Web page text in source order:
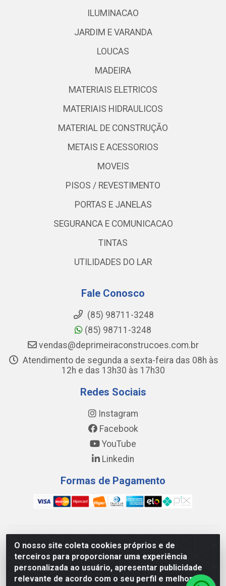
O nosso site coleta cookies próprios e de
terceiros para proporcionar uma experiência
personalizada ao usuário, apresentar publicidade
relevante de acordo com o seu perfil e melhorar a
ILUMINACAO
JARDIM E VARANDA
LOUCAS
MADEIRA
MATERIAIS ELETRICOS
MATERIAIS HIDRAULICOS
MATERIAL DE CONSTRUÇÃO
METAIS E ACESSORIOS
MOVEIS
PISOS / REVESTIMENTO
PORTAS E JANELAS
SEGURANCA E COMUNICACAO
TINTAS
UTILIDADES DO LAR
Fale Conosco
(85) 98711-3248
(85) 98711-3248
vendas@deprimeiraconstrucoes.com.br
Atendimento de segunda a sexta-feira das 08h às
12h e das 13h30 às 17h30
Redes Sociais
Instagram
Facebook
YouTube
Linkedin
Formas de Pagamento
WING DISTRIBUIDORA COMÉRCIO E LOGÍSTICA DE MATERIAL
DE CONSTRUÇÕES LTDA - AV. DA INTEGRAÇÃO, 790 -
PATRÍCIA GOMES, CAUCAIA/CE - CEP 61.604-505 - CNPJ
17.523.384/0001-20